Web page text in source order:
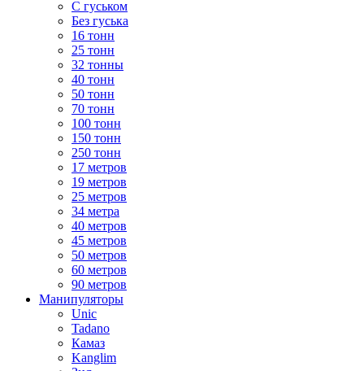
С гуськом
Без гуська
16 тонн
25 тонн
32 тонны
40 тонн
50 тонн
70 тонн
100 тонн
150 тонн
250 тонн
17 метров
19 метров
25 метров
34 метра
40 метров
45 метров
50 метров
60 метров
90 метров
Манипуляторы
Unic
Tadano
Камаз
Kanglim